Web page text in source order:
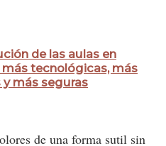
de las aulas en
más tecnológicas, más
y más seguras
de una forma sutil sin